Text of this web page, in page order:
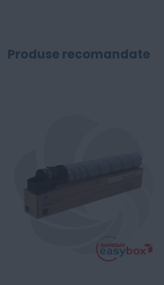
Produse recomandate